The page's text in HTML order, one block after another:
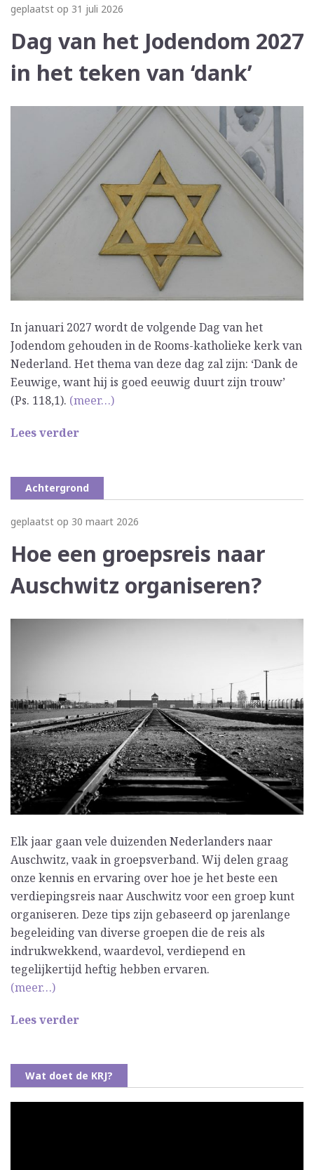
geplaatst op 31 juli 2026
Dag van het Jodendom 2027
in het teken van ‘dank’
In januari 2027 wordt de volgende Dag van het
Jodendom gehouden in de Rooms-katholieke kerk van
Nederland. Het thema van deze dag zal zijn: ‘Dank de
Eeuwige, want hij is goed eeuwig duurt zijn trouw’
(Ps. 118,1). (meer…)
Lees verder
Achtergrond
geplaatst op 30 maart 2026
Hoe een groepsreis naar
Auschwitz organiseren?
Elk jaar gaan vele duizenden Nederlanders naar
Auschwitz, vaak in groepsverband. Wij delen graag
onze kennis en ervaring over hoe je het beste een
verdiepingsreis naar Auschwitz voor een groep kunt
organiseren. Deze tips zijn gebaseerd op jarenlange
begeleiding van diverse groepen die de reis als
indrukwekkend, waardevol, verdiepend en
tegelijkertijd heftig hebben ervaren.
(meer…)
Lees verder
Wat doet de KRJ?